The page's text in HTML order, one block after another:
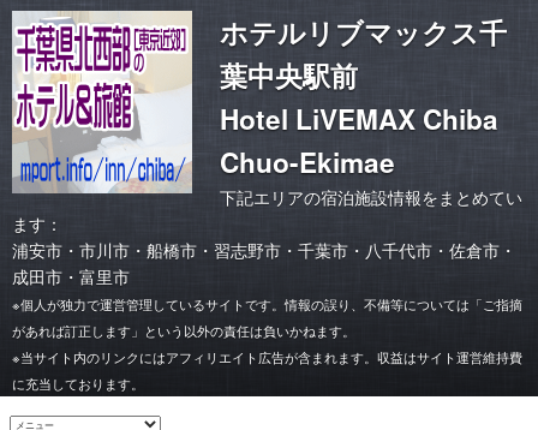
ホテルリブマックス千
葉中央駅前
Hotel LiVEMAX Chiba
Chuo-Ekimae
下記エリアの宿泊施設情報をまとめてい
ます：
浦安市 ・ 市川市 ・ 船橋市・習志野市 ・ 千葉市 ・ 八千代市・佐倉市 ・
成田市・富里市
※個人が独力で運営管理しているサイトです。情報の誤り、不備等については「ご指摘
があれば訂正します」という以外の責任は負いかねます。
※当サイト内のリンクにはアフィリエイト広告が含まれます。収益はサイト運営維持費
に充当しております。